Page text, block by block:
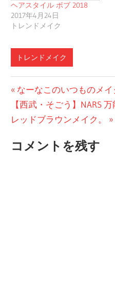
ヘアスタイル ボブ 2018
2017年4月24日
トレンドメイク
トレンドメイク
投
稿
ビ
前
の
投
なーなこのいつものメ
次
の
稿:
【西武・そごう】NARS
レッドブラウンメイク。
コメントを残す